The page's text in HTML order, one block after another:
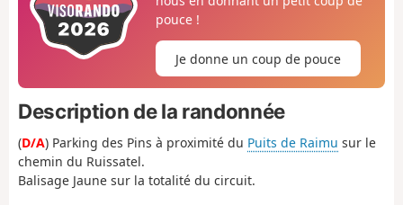
pouce !
Je donne un coup de pouce
Description de la randonnée
(D/A) Parking des Pins à proximité du Puits de Raimu sur le
chemin du Ruissatel.
Balisage Jaune sur la totalité du circuit.